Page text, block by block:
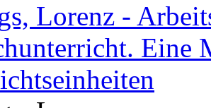
Lorenz -
Eine